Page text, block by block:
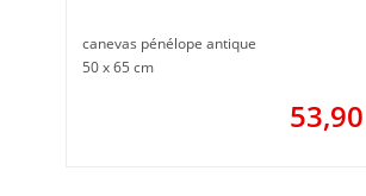
canevas pénélope antique
50 x 65 cm
53,90